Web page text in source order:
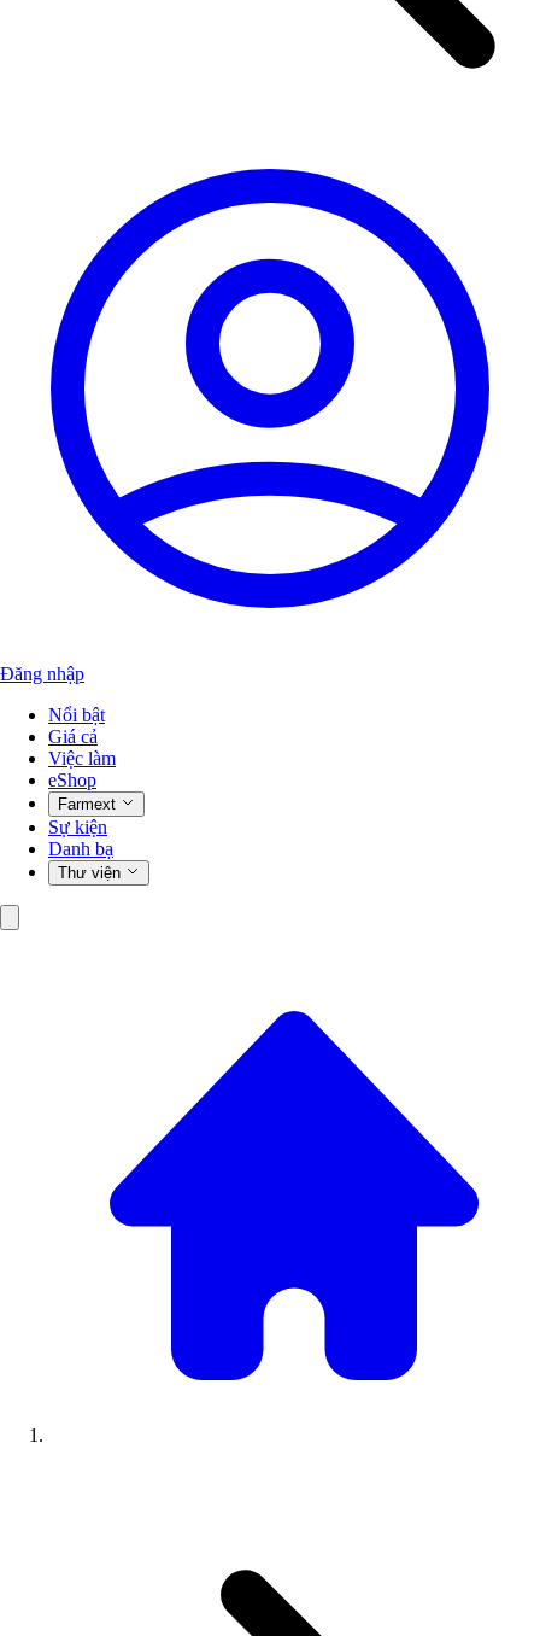
Đăng nhập
Nổi bật
Giá cả
Việc làm
eShop
Farmext
Sự kiện
Danh bạ
Thư viện